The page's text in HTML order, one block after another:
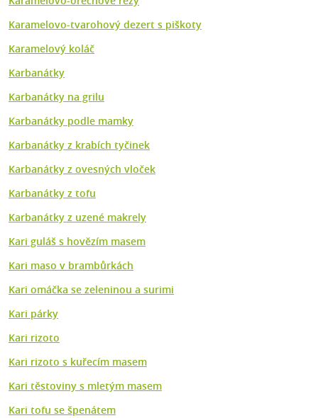
Karamelovo-tvarohový dezert s piškoty
Karamelový koláč
Karbanátky
Karbanátky na grilu
Karbanátky podle mamky
Karbanátky z krabích tyčinek
Karbanátky z ovesných vloček
Karbanátky z tofu
Karbanátky z uzené makrely
Kari guláš s hovězím masem
Kari maso v brambůrkách
Kari omáčka se zeleninou a surimi
Kari párky
Kari rizoto
Kari rizoto s kuřecím masem
Kari těstoviny s mletým masem
Kari tofu se špenátem